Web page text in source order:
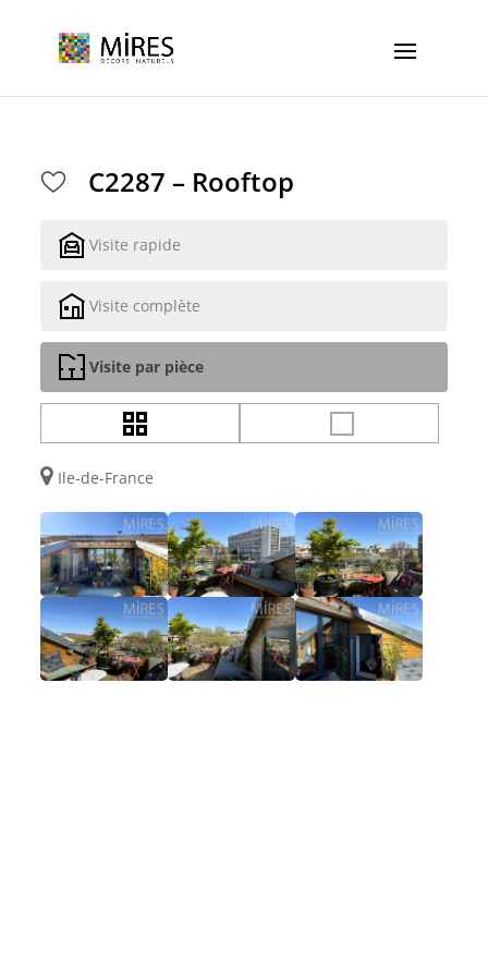
C2287 – Rooftop
Visite rapide
Visite complète
Visite par pièce
Ile-de-France